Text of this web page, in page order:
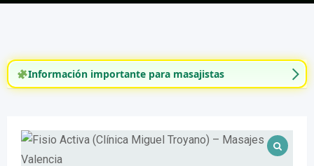
Información importante para masajistas